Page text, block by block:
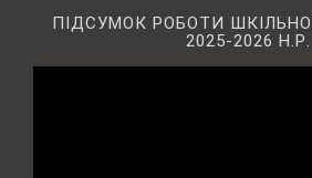
ПІДСУМОК РОБОТИ
2025-2026 Н.Р.